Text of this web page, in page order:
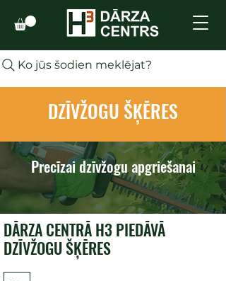
Ko jūs šodien meklējat?
DZĪVŽOGU ŠĶĒRES
Precīzai dzīvžogu apgriešanai
DĀRZA CENTRĀ H3 PIEDĀVĀ
DZĪVŽOGU ŠĶĒRES